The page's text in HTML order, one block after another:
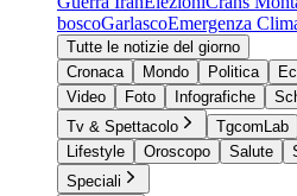
boscoGarlascoEmergenza
Tutte le notizie del giorno
Cronaca
Mondo Politica
Video
Foto Infografiche
Tv & Spettacolo
TgcomLab
Lifestyle
Oroscopo Salute
Speciali